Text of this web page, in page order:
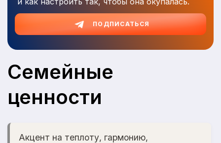
ПОДПИСАТЬСЯ
Семейные
ценности
Акцент на теплоту, гармонию,